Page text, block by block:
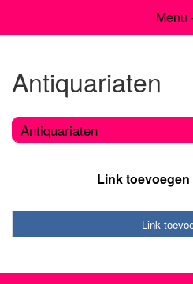
Menu
Antiquariaten
Antiquariaten
Link toevoegen
Link